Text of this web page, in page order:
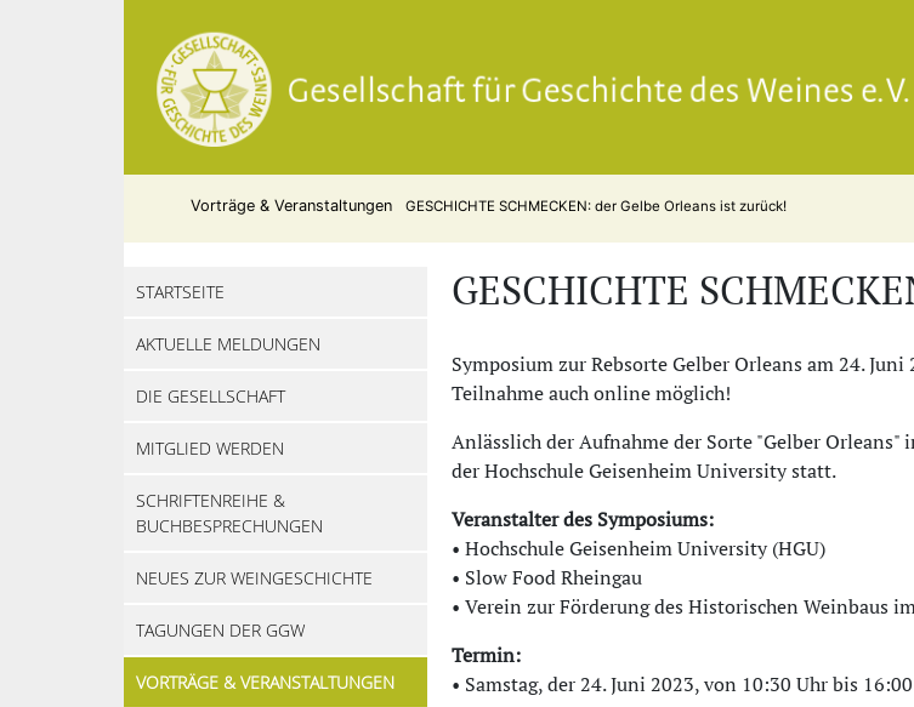
Vorträge & Veranstaltungen GESCHICHTE SCHMECKEN: der Gelbe Orleans ist zurück!
STARTSEITE
AKTUELLE MELDUNGEN
DIE GESELLSCHAFT
MITGLIED WERDEN
SCHRIFTENREIHE &
BUCHBESPRECHUNGEN
NEUES ZUR WEINGESCHICHTE
TAGUNGEN DER GGW
VORTRÄGE & VERANSTALTUNGEN
GESCHICHTE
Symposium zur Rebsorte Gelber Orleans am 24.
Teilnahme auch online möglich!
Anlässlich der Aufnahme der Sorte "Gelber Orleans"
der Hochschule Geisenheim University statt.
Veranstalter des Symposiums:
• Hochschule Geisenheim University (HGU)
• Slow Food Rheingau
• Verein zur Förderung des Historischen Weinbaus
Termin:
• Samstag, der 24. Juni 2023, von 10:30 Uhr bis